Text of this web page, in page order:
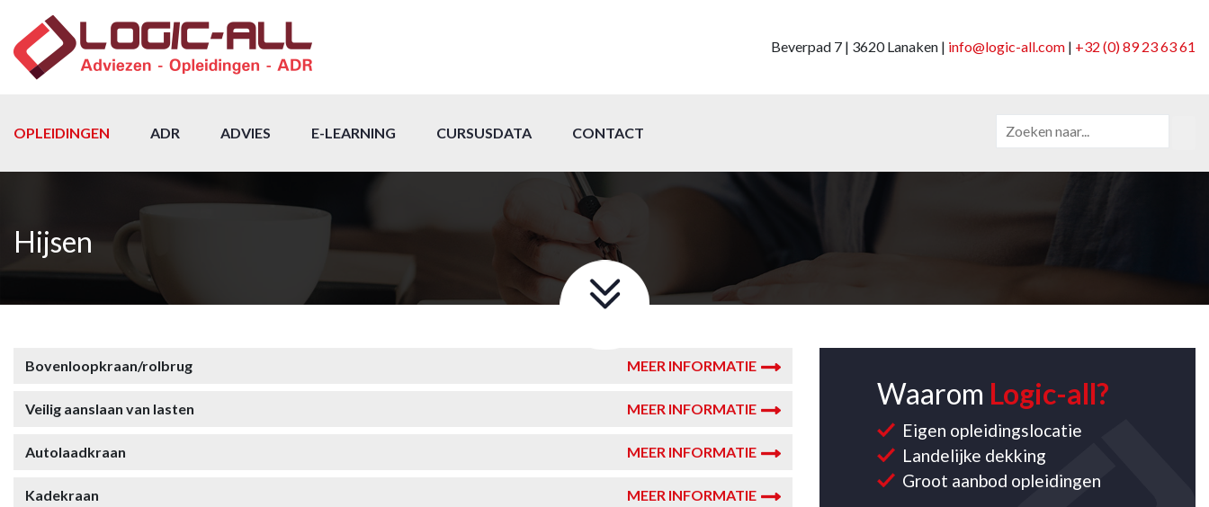
Beverpad 7 | 3620 Lanaken | info@logic-all.com | +32 (0) 89 23 63 61
OPLEIDINGEN ADR ADVIES E-LEARNING CURSUSDATA CONTACT
Hijsen
Bovenloopkraan/rolbrug MEER INFORMATIE
Veilig aanslaan van lasten MEER INFORMATIE
Autolaadkraan MEER INFORMATIE
Kadekraan MEER INFORMATIE
Waarom Logic-all?
Eigen opleidingslocatie
Landelijke dekking
Groot aanbod opleidingen